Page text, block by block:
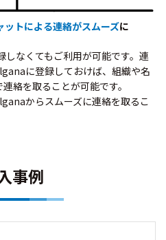
ットによる連絡がスムーズに
なくてもご利用が可能です。連
に登録しておけば、組織や名
絡を取ることが可能です。
からスムーズに連絡を取るこ
事例